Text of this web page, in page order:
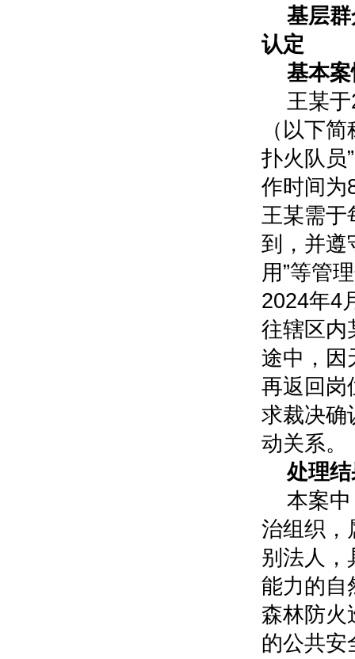
基层
认定
基本
王某
（以下
扑火队员
作时间为
王某需于
到，并遵
用”等管
2024年4
往辖区内
途中，因
再返回岗
求裁决确
动关系。
处理
本案
治组织，
别法人，
能力的自
森林防火
的公共安